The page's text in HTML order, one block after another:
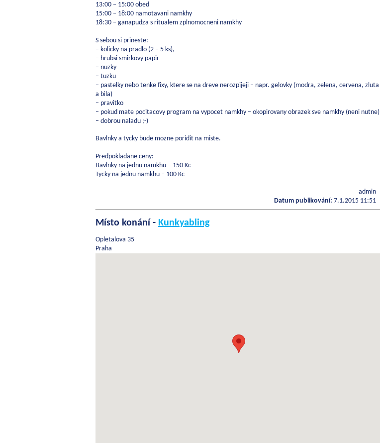
13:00 – 15:00 obed
15:00 – 18:00 namotavani namkhy
18:30 – ganapudza s ritualem zplnomocneni namkhy
S sebou si prineste:
– kolicky na pradlo (2 – 5 ks),
– hrubsi smirkovy papir
– nuzky
– tuzku
– pastelky nebo tenke fixy, ktere se na dreve nerozpijeji – napr. gelovky (modra, zelena, cervena, zluta
a bila)
– pravitko
– pokud mate pocitacovy program na vypocet namkhy – okopirovany obrazek sve namkhy (neni nutne)
– dobrou naladu ;-)
Bavlnky a tycky bude mozne poridit na miste.
Predpokladane ceny:
Bavlnky na jednu namkhu – 150 Kc
Tycky na jednu namkhu – 100 Kc
admin
Datum publikování: 7.1.2015 11:51
Místo konání - Kunkyabling
Opletalova 35
Praha